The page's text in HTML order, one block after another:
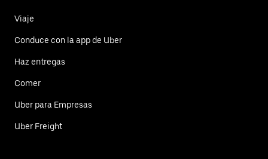
Viaje
Conduce con la app de Uber
Haz entregas
Comer
Uber para Empresas
Uber Freight